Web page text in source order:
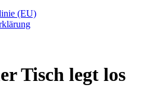
(EU)
Tisch legt los